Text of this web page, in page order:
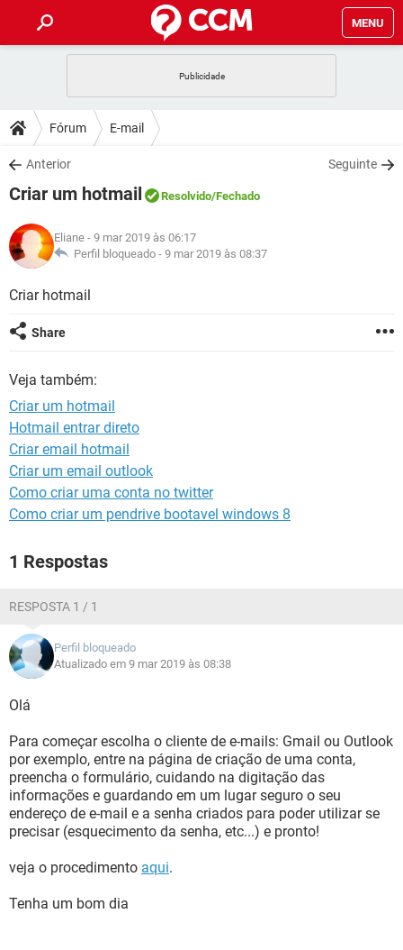
MENU
CELULAR
OUTLOOK
INSTAGRAM GMAIL
GUIA DE COMPRAS
DICAS
JOGOS
INSTAGRAM
GUIA DE COMPRAS
DOWNLOADS
JOGOS WHATSAPP
CELULAR
OUTLOOK EXCEL
INSTAGRAM
JOGOS
CELULAR
OUTLOOK
INSTAGRAM
GLOSSÁRIO
JOGOS
INSTAGRAM
GUIA DE COMPRAS
Fórum E-mail
Anterior Seguinte
Criar um hotmail Resolvido/Fechado
Eliane - 9 mar 2019 às 06:17
Perfil bloqueado - 9 mar 2019 às 08:37
Criar hotmail
Share
Veja também:
Criar um hotmail
Hotmail entrar direto
Criar email hotmail
Criar um email outlook
Como criar uma conta no twitter
Como criar um pendrive bootavel windows 8
1 Respostas
RESPOSTA 1 / 1
Perfil bloqueado
Atualizado em 9 mar 2019 às 08:38
Olá
Para começar escolha o cliente de e-mails: Gmail ou Outlook
por exemplo, entre na página de criação de uma conta,
preencha o formulário, cuidando na digitação das
informações e guardando em um lugar seguro o seu
endereço de e-mail e a senha criados para poder utilizar se
precisar (esquecimento da senha, etc...) e pronto!
veja o procedimento aqui.
Tenha um bom dia